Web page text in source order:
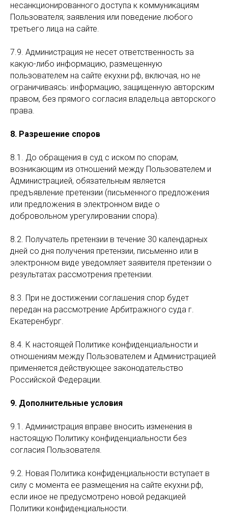
несанкционированного доступа к коммуникациям
Пользователя; заявления или поведение любого
третьего лица на сайте.
7.9. Администрация не несет ответственность за
какую-либо информацию, размещенную
пользователем на сайте екухни.рф, включая, но не
ограничиваясь: информацию, защищенную авторским
правом, без прямого согласия владельца авторского
права.
8. Разрешение споров
8.1. До обращения в суд с иском по спорам,
возникающим из отношений между Пользователем и
Администрацией, обязательным является
предъявление претензии (письменного предложения
или предложения в электронном виде о
добровольном урегулировании спора).
8.2. Получатель претензии в течение 30 календарных
дней со дня получения претензии, письменно или в
электронном виде уведомляет заявителя претензии о
результатах рассмотрения претензии.
8.3. При не достижении соглашения спор будет
передан на рассмотрение Арбитражного суда г.
Екатеренбург.
8.4. К настоящей Политике конфиденциальности и
отношениям между Пользователем и Администрацией
применяется действующее законодательство
Российской Федерации.
9. Дополнительные условия
9.1. Администрация вправе вносить изменения в
настоящую Политику конфиденциальности без
согласия Пользователя.
9.2. Новая Политика конфиденциальности вступает в
силу с момента ее размещения на сайте екухни.рф,
если иное не предусмотрено новой редакцией
Политики конфиденциальности.